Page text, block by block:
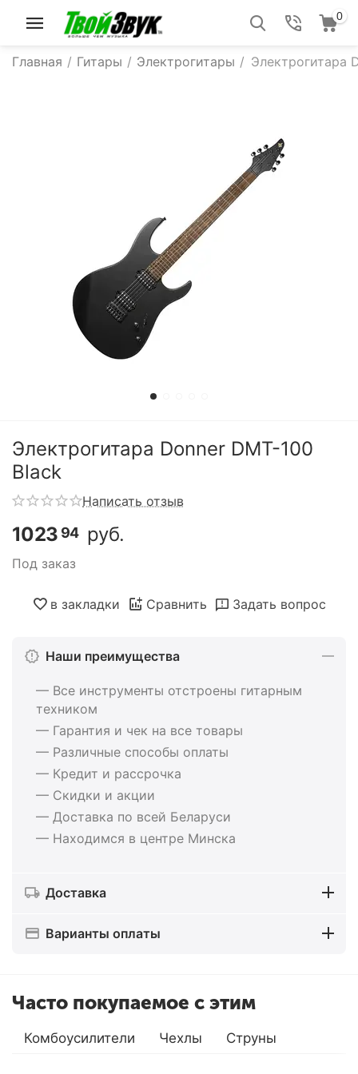
0
Главная / Гитары / Электрогитары / Электрогитара
Электрогитара Donner DMT-100
Black
Написать отзыв
1023 94 руб.
Под заказ
в закладки Сравнить Задать вопрос
Наши преимущества
— Все инструменты отстроены гитарным
техником
— Гарантия и чек на все товары
— Различные способы оплаты
— Кредит и рассрочка
— Скидки и акции
— Доставка по всей Беларуси
— Находимся в центре Минска
Доставка
Варианты оплаты
Часто покупаемое с этим
Комбоусилители Чехлы Струны